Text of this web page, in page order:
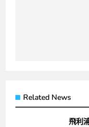
Related News
飛利